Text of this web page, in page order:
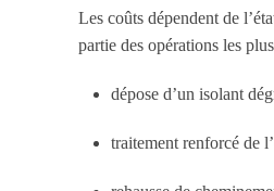
Les coûts dépendent de
partie des opérations les
dépose d’un isolant
traitement renforcé de